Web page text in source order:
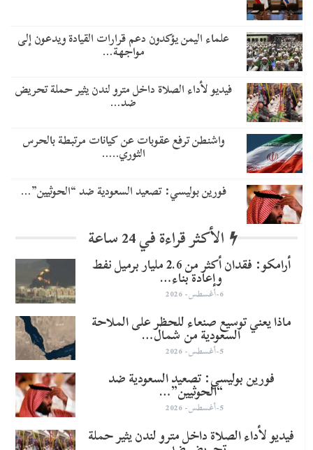
علماء اليمن يؤكدون دعم قرارات القيادة ويدعون إلى
مواجهة…
فيديو لأداء الصلاة داخل مترو لندن يثير حملة تحريض
ضد…
واشنطن ترفع عقوبات عن كيانات مرتبطة بالحرس
الثوري..…
​فورين بوليسي: تصعيد السعودية ضد “الحوثيين”…
الأكثر قراءة في 24 ساعة
أرامكو: فقدان أكثر من 2.6 مليار برميل نفط
وإعادة بناء…
6-أغسطس- 2026
ماذا يعني توسيع صنعاء للحظر على الملاحة
السعودية من شمال…
5-أغسطس- 2026
​فورين بوليسي: تصعيد السعودية ضد
“الحوثيين”…
5-أغسطس- 2026
فيديو لأداء الصلاة داخل مترو لندن يثير حملة